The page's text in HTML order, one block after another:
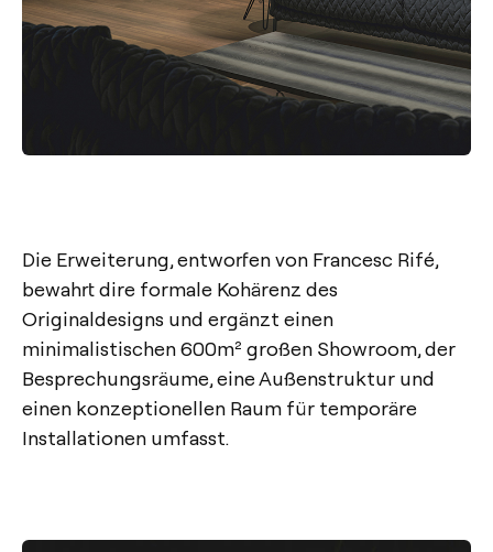
Die Erweiterung, entworfen von Francesc Rifé,
bewahrt dire formale Kohärenz des
Originaldesigns und ergänzt einen
minimalistischen 600m² großen Showroom, der
Besprechungsräume, eine Außenstruktur und
einen konzeptionellen Raum für temporäre
Installationen umfasst.